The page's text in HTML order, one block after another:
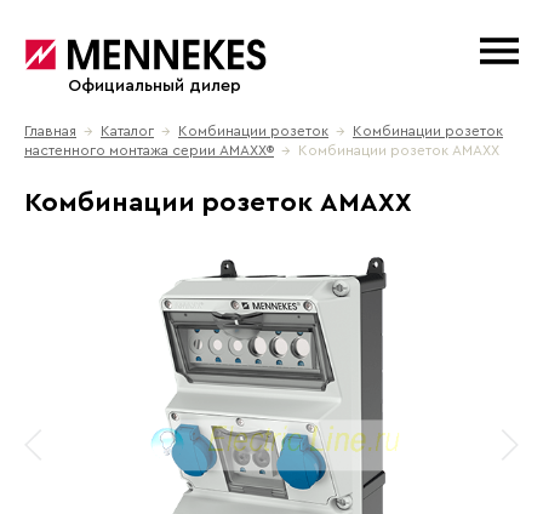
Официальный дилер
Главная → Каталог → Комбинации розеток → Комбинации розеток
настенного монтажа серии АМАХХ® → Комбинации розеток AMAXX
Комбинации розеток AMAXX